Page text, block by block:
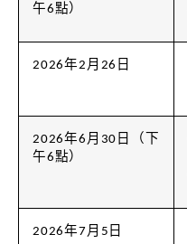
午6點）
2026年2月26日
2026年6月30日（下
午6點）
2026年7月5日